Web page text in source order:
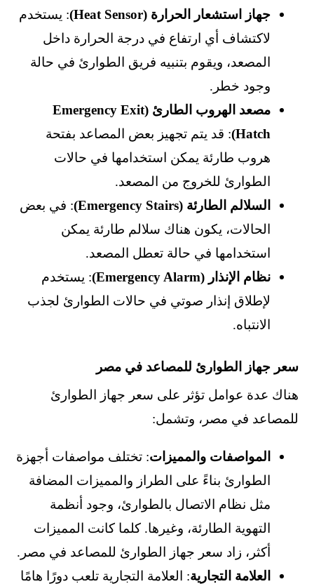
جهاز استشعار الحرارة (Heat Sensor)
: يستخدم
لاكتشاف أي ارتفاع في درجة الحرارة داخل
المصعد، ويقوم بتنبيه فريق الطوارئ في حالة
وجود خطر.
مصعد الهروب الطارئ (Emergency Exit
Hatch) : قد يتم تجهيز بعض المصاعد بفتحة
هروب طارئة يمكن استخدامها في حالات
الطوارئ للخروج من المصعد.
السلالم الطارئة (Emergency Stairs)
: في بعض
الحالات، يكون هناك سلالم طارئة يمكن
استخدامها في حالة تعطل المصعد.
نظام الإنذار (Emergency Alarm)
: يستخدم
لإطلاق إنذار صوتي في حالات الطوارئ لجذب
الانتباه.
سعر جهاز الطوارئ للمصاعد في مصر
هناك عدة عوامل تؤثر على سعر جهاز الطوارئ
للمصاعد في مصر، وتشمل:
المواصفات والمميزات: تختلف مواصفات أجهزة
الطوارئ بناءً على الطراز والمميزات المضافة
مثل نظام الاتصال بالطوارئ، وجود أنظمة
التهوية الطارئة، وغيرها. كلما كانت المميزات
أكثر، زاد سعر جهاز الطوارئ للمصاعد في مصر.
العلامة التجارية: العلامة التجارية تلعب دورًا هامًا